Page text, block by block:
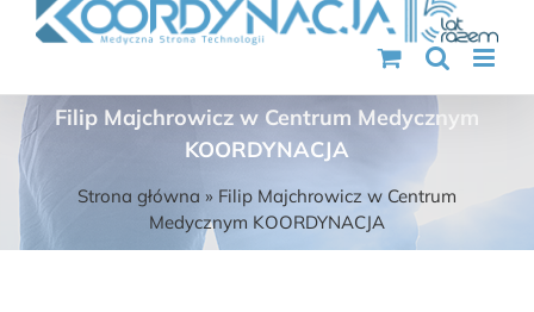
Filip Majchrowicz w Centrum Medycznym
KOORDYNACJA
Strona główna » Filip Majchrowicz w Centrum
Medycznym KOORDYNACJA